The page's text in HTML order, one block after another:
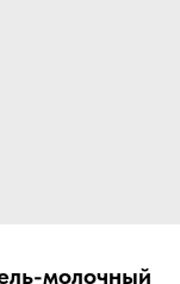
молочный